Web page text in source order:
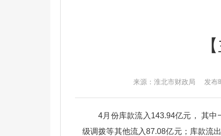
来源：淮北市财政局 发
4月份库款流入143.94亿元， 其
级调拨等其他流入87.08亿元；库款流